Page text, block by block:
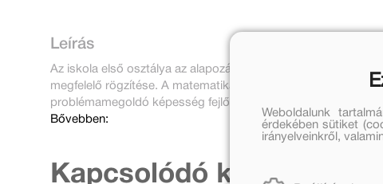
Leírás
Az iskola első osztálya az alapozás időszaka. Ilyenkor
megfelelő rögzítése. A matematikai képességek kialakítása
problémamegoldó képesség fejlődését. A gyakorlás nagyon
Bővebben:
Kapcsolódó kiadványok
Weboldalunk
érdekében sütiket
irányelveinkről,